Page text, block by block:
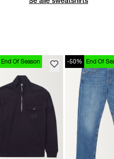
End Of Season -50% End Of